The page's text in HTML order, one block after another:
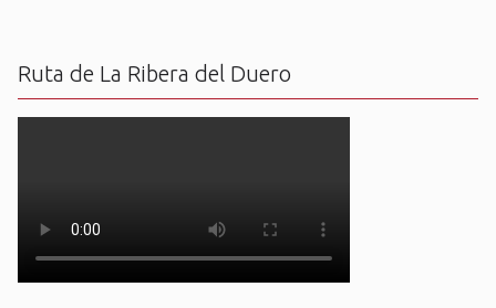
Ruta de La Ribera del Duero